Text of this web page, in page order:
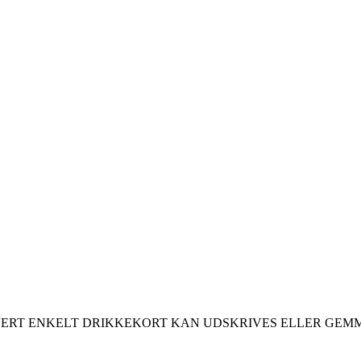
ENKELT DRIKKEKORT KAN UDSKRIVES ELLER